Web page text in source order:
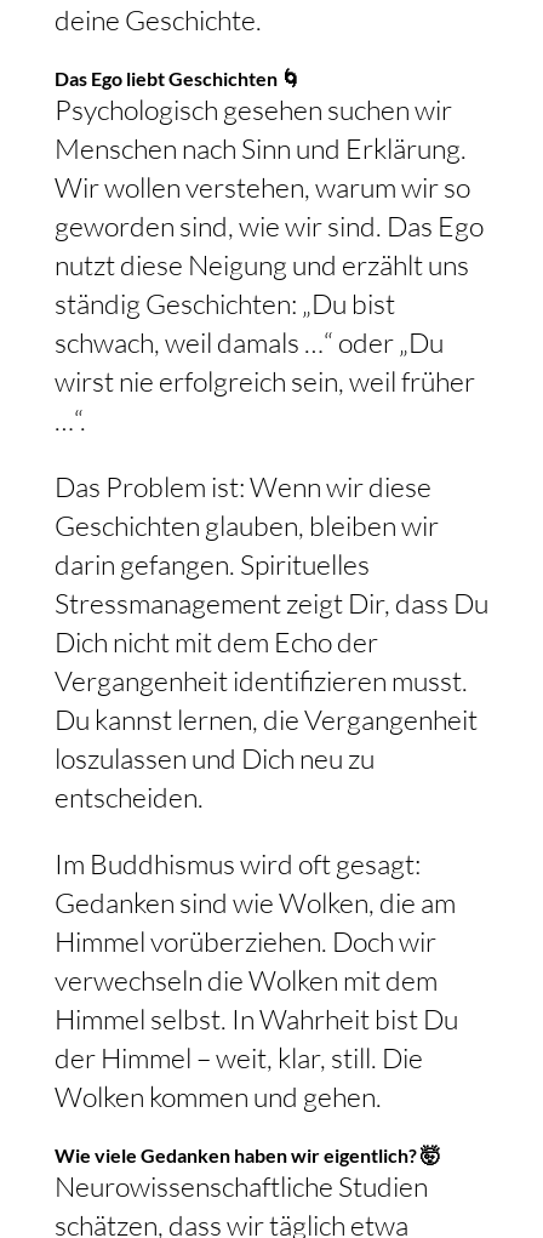
deine Geschichte.
Das Ego liebt Geschichten 🌀
Psychologisch gesehen suchen wir
Menschen nach Sinn und Erklärung.
Wir wollen verstehen, warum wir so
geworden sind, wie wir sind. Das Ego
nutzt diese Neigung und erzählt uns
ständig Geschichten: „Du bist
schwach, weil damals …“ oder „Du
wirst nie erfolgreich sein, weil früher
…“.
Das Problem ist: Wenn wir diese
Geschichten glauben, bleiben wir
darin gefangen. Spirituelles
Stressmanagement zeigt Dir, dass Du
Dich nicht mit dem Echo der
Vergangenheit identifizieren musst.
Du kannst lernen, die Vergangenheit
loszulassen und Dich neu zu
entscheiden.
Im Buddhismus wird oft gesagt:
Gedanken sind wie Wolken, die am
Himmel vorüberziehen. Doch wir
verwechseln die Wolken mit dem
Himmel selbst. In Wahrheit bist Du
der Himmel – weit, klar, still. Die
Wolken kommen und gehen.
Wie viele Gedanken haben wir eigentlich? 🤯
Neurowissenschaftliche Studien
schätzen, dass wir täglich etwa